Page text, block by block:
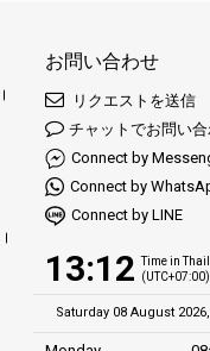
お問い合わせ
リクエストを送信
チャットでお問い
Connect by
Connect by
Connect by LINE
13:12 Time in
(UTC+07:00)
Saturday 08 August